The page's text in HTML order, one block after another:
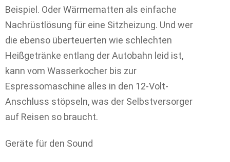
Beispiel. Oder Wärmematten als einfache
Nachrüstlösung für eine Sitzheizung. Und wer
die ebenso überteuerten wie schlechten
Heißgetränke entlang der Autobahn leid ist,
kann vom Wasserkocher bis zur
Espressomaschine alles in den 12-Volt-
Anschluss stöpseln, was der Selbstversorger
auf Reisen so braucht.
Geräte für den Sound